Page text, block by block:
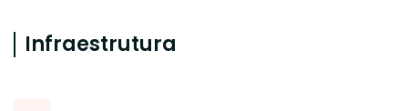
Infraestrutura